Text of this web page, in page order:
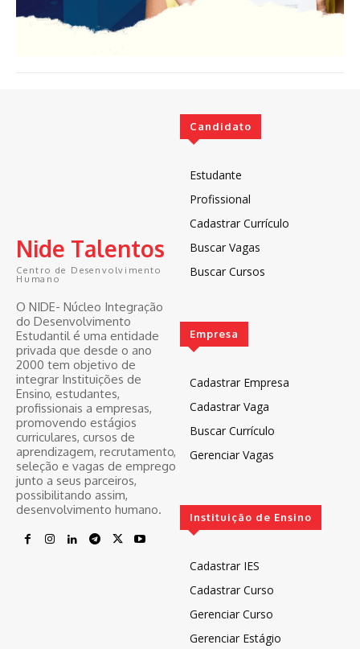
Nide Talentos
Centro de Desenvolvimento
Humano
O NIDE- Núcleo Integração
do Desenvolvimento
Estudantil é uma entidade
privada que desde o ano
2000 tem objetivo de
integrar Instituições de
Ensino, estudantes,
profissionais a empresas,
promovendo estágios
curriculares, cursos de
aprendizagem, recrutamento,
seleção e vagas de emprego
junto a seus parceiros,
possibilitando assim,
desenvolvimento humano.
Candidato
Estudante
Profissional
Cadastrar Currículo
Buscar Vagas
Buscar Cursos
Empresa
Cadastrar Empresa
Cadastrar Vaga
Buscar Currículo
Gerenciar Vagas
Instituição de Ensino
Cadastrar IES
Cadastrar Curso
Gerenciar Curso
Gerenciar Estágio